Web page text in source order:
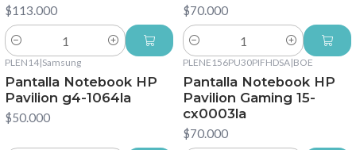
$113.000
Cantidad
$70.000
Cantidad
PLEN14|Samsung
Pantalla Notebook HP
Pavilion g4-1064la
$50.000
PLENE156PU30PIFHDSA|BOE
Pantalla Notebook HP
Pavilion Gaming 15-
cx0003la
$70.000